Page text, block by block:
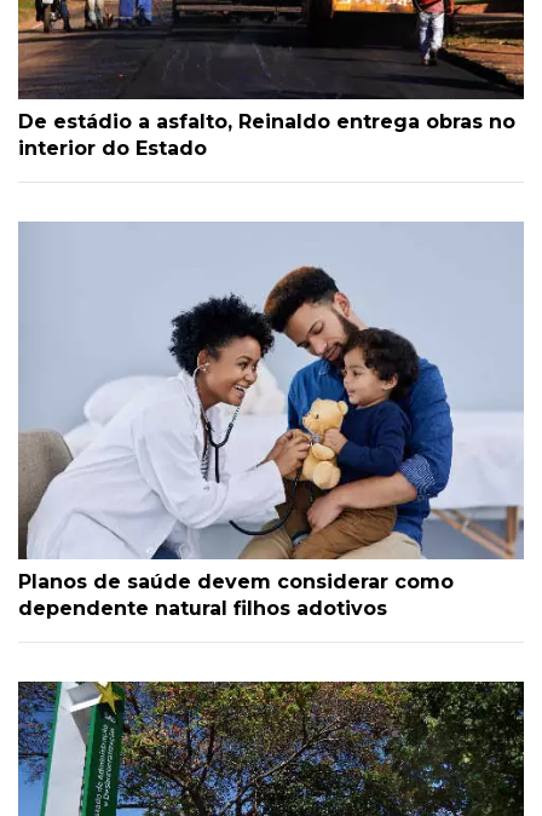
De estádio a asfalto, Reinaldo entrega obras no
interior do Estado
Planos de saúde devem considerar como
dependente natural filhos adotivos